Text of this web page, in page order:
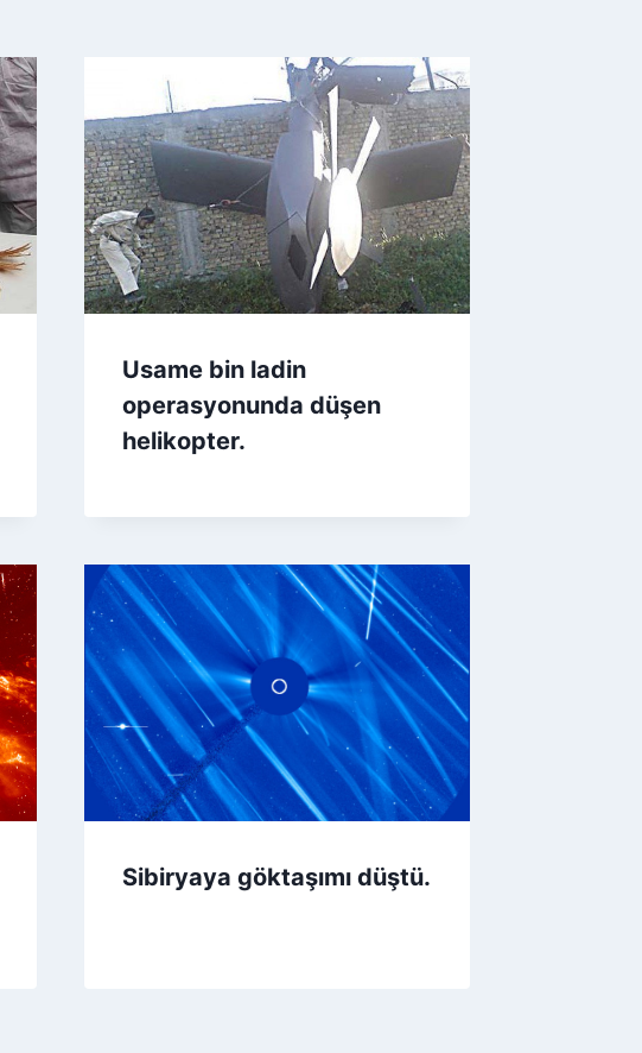
Usame bin ladin
operasyonunda düşen
helikopter.
Sibiryaya göktaşımı düştü.